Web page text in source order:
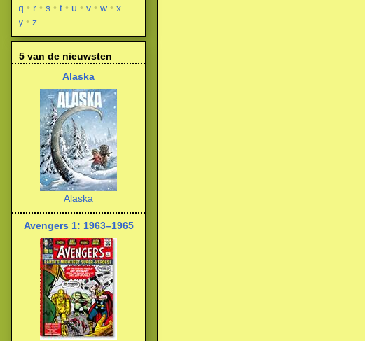
q
r s t u v w
x
y
z
5 van de nieuwsten
Alaska
Alaska
Avengers 1: 1963–1965